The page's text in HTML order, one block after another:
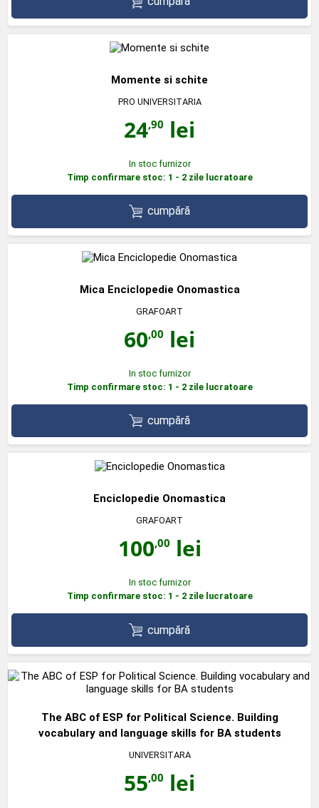
Momente si schite
PRO UNIVERSITARIA
24,90 lei
In stoc furnizor
Timp confirmare stoc: 1 - 2 zile lucratoare
cumpără
Mica Enciclopedie Onomastica
GRAFOART
60,00 lei
In stoc furnizor
Timp confirmare stoc: 1 - 2 zile lucratoare
cumpără
Enciclopedie Onomastica
GRAFOART
100,00 lei
In stoc furnizor
Timp confirmare stoc: 1 - 2 zile lucratoare
cumpără
The ABC of ESP for Political Science. Building
vocabulary and language skills for BA students
UNIVERSITARA
55,00 lei